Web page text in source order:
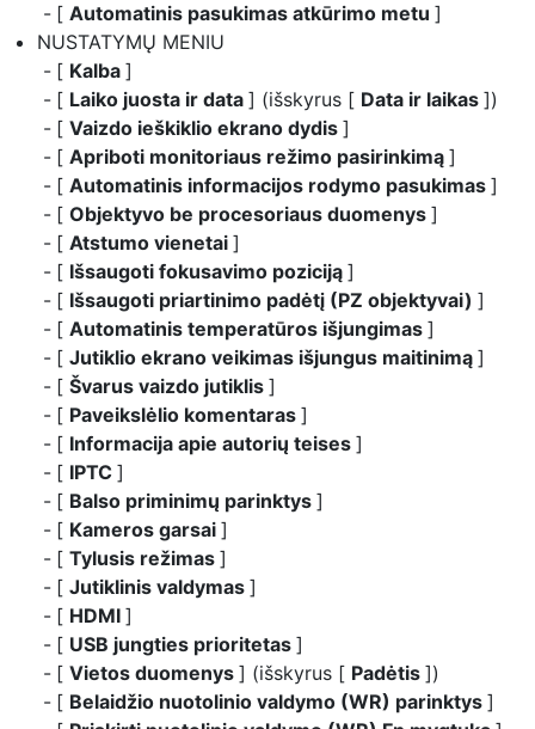
[ Automatinis pasukimas atkūrimo metu ]
NUSTATYMŲ MENIU
[ Kalba ]
[ Laiko juosta ir data ] (išskyrus [ Data ir laikas ])
[ Vaizdo ieškiklio ekrano dydis ]
[ Apriboti monitoriaus režimo pasirinkimą ]
[ Automatinis informacijos rodymo pasukimas ]
[ Objektyvo be procesoriaus duomenys ]
[ Atstumo vienetai ]
[ Išsaugoti fokusavimo poziciją ]
[ Išsaugoti priartinimo padėtį (PZ objektyvai) ]
[ Automatinis temperatūros išjungimas ]
[ Jutiklio ekrano veikimas išjungus maitinimą ]
[ Švarus vaizdo jutiklis ]
[ Paveikslėlio komentaras ]
[ Informacija apie autorių teises ]
[ IPTC ]
[ Balso priminimų parinktys ]
[ Kameros garsai ]
[ Tylusis režimas ]
[ Jutiklinis valdymas ]
[ HDMI ]
[ USB jungties prioritetas ]
[ Vietos duomenys ] (išskyrus [ Padėtis ])
[ Belaidžio nuotolinio valdymo (WR) parinktys ]